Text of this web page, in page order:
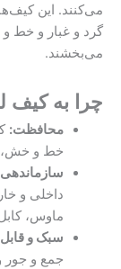
می‌کنند. این
گرد و غبار و خط
می‌بخشند.
چرا به کیف
محافظت:
خط و خش،
داخلی و
ماوس،
سبک و
جمع و جور